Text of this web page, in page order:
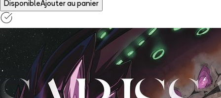
DisponibleAjouter au panier